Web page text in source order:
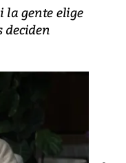
la gente elige
deciden